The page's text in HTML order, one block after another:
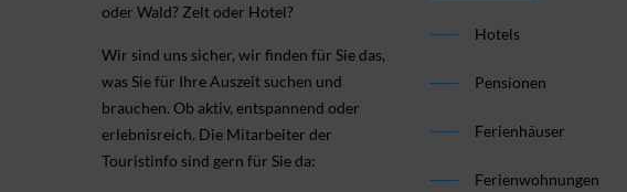
oder Wald? Zelt oder Hotel?
Wir sind uns sicher, wir finden für Sie das,
was Sie für Ihre Aus­zeit suchen und
brauchen. Ob aktiv, ent­spannend oder
erlebnis­reich. Die Mitarbeiter der
Touristinfo sind gern für Sie da:
Hotels
Pensionen
Ferienhäuser
Ferienwohnungen